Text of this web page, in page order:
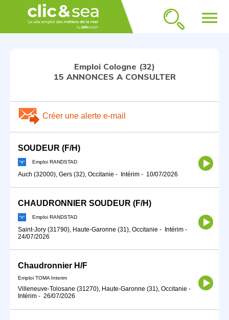
menu
Emploi Cologne (32)
15 ANNONCES A CONSULTER
Créer une alerte e-mail
SOUDEUR (F/H)
Emploi RANDSTAD
Auch (32000), Gers (32), Occitanie - Intérim - 10/07/2026
CHAUDRONNIER SOUDEUR (F/H)
Emploi RANDSTAD
Saint-Jory (31790), Haute-Garonne (31), Occitanie - Intérim -
24/07/2026
Chaudronnier H/F
Emploi TOMA Interim
Villeneuve-Tolosane (31270), Haute-Garonne (31), Occitanie -
Intérim - 26/07/2026